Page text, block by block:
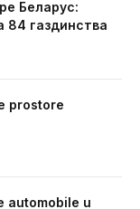
Беларус:
84 газдинства
prostore
automobile u